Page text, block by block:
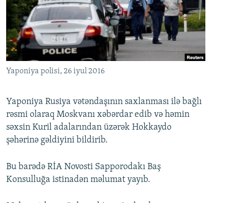
İNFOQRAFIKA
KARIKATURA
AZƏRBAYCAN ƏDƏBIYYATI KITABXANASI
İSLAM VƏ DEMOKRATIYA
İZ - MƏDƏNIYYƏT PROQRAMI
MISSIYAMIZ
PEŞƏ ETIKASI VƏ JURNALISTIKA STANDARTLARIMIZ
MATERIALLARIMIZDAN ISTIFADƏ
XƏBƏR BÜLLETENLƏRIMIZ
BIZI IZLƏ
RFE/RL-in bütün saytları
Yaponiya polisi, 26 iyul 2016
Yaponiya Rusiya vətəndaşının saxlanması ilə bağlı
rəsmi olaraq Moskvanı xəbərdar edib və həmin
səxsin Kuril adalarından üzərək Hokkaydo
şəhərinə gəldiyini bildirib.
Bu barədə RİA Novosti Sapporodakı Baş
Konsulluğa istinadən məlumat yayıb.